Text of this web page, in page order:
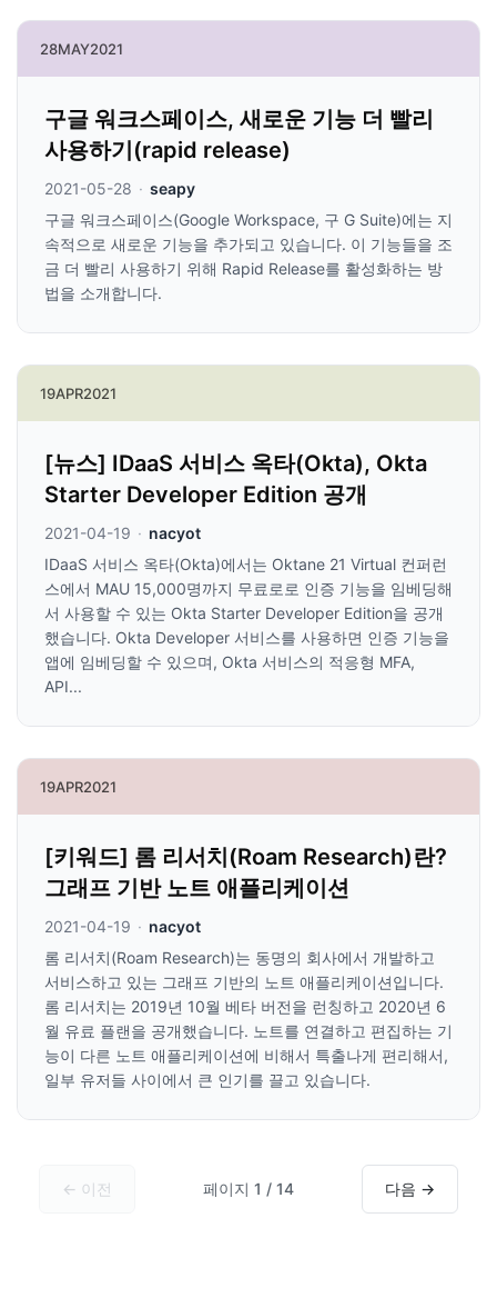
28MAY2021
구글 워크스페이스, 새로운 기능 더 빨리
사용하기(rapid release)
2021-05-28 · seapy
구글 워크스페이스(Google Workspace, 구 G Suite)에는 지
속적으로 새로운 기능을 추가되고 있습니다. 이 기능들을 조
금 더 빨리 사용하기 위해 Rapid Release를 활성화하는 방
법을 소개합니다.
19APR2021
[뉴스] IDaaS 서비스 옥타(Okta), Okta
Starter Developer Edition 공개
2021-04-19 · nacyot
IDaaS 서비스 옥타(Okta)에서는 Oktane 21 Virtual 컨퍼런
스에서 MAU 15,000명까지 무료로로 인증 기능을 임베딩해
서 사용할 수 있는 Okta Starter Developer Edition을 공개
했습니다. Okta Developer 서비스를 사용하면 인증 기능을
앱에 임베딩할 수 있으며, Okta 서비스의 적응형 MFA,
API...
19APR2021
[키워드] 롬 리서치(Roam Research)란?
그래프 기반 노트 애플리케이션
2021-04-19 · nacyot
롬 리서치(Roam Research)는 동명의 회사에서 개발하고
서비스하고 있는 그래프 기반의 노트 애플리케이션입니다.
롬 리서치는 2019년 10월 베타 버전을 런칭하고 2020년 6
월 유료 플랜을 공개했습니다. 노트를 연결하고 편집하는 기
능이 다른 노트 애플리케이션에 비해서 특출나게 편리해서,
일부 유저들 사이에서 큰 인기를 끌고 있습니다.
← 이전 페이지 1 / 14 다음 →